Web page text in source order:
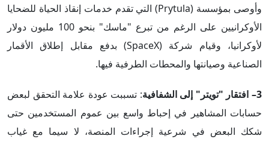
وأوصى بمؤسسة (Prytula) التي تقدم خدمات إنقاذ الحياة للضحايا
الأوكرانيين على الرغم من تبرع "ماسك" بنحو 100 مليون دولار
لأوكرانيا، وقيام شركة (SpaceX) بدفع مقابل إطلاق الأقمار
الصناعية وصيانتها والمحطات الطرفية فيها.
3– افتقار "تويتر" إلى الشفافية
: تسببت عودة علامة التحقق لبعض
حسابات المشاهير في إحباط واسع بين عموم المستخدمين حتى
شكك البعض في شرعية إجراءات المنصة، لا سيما مع غياب